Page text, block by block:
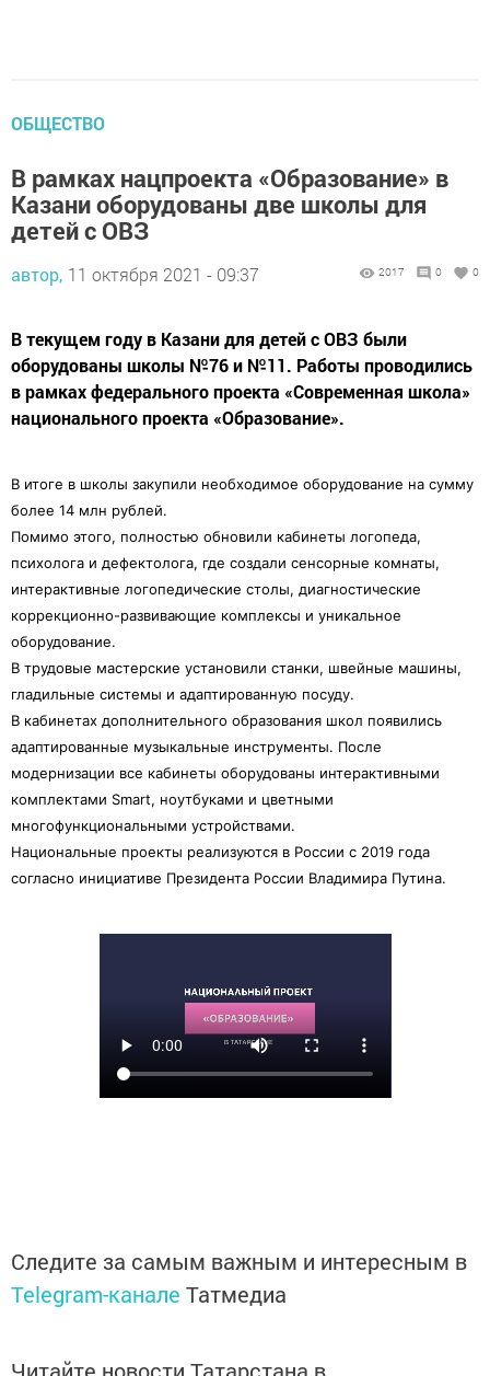
ОБЩЕСТВО
В рамках нацпроекта «Образование» в
Казани оборудованы две школы для
детей с ОВЗ
автор, 11 октября 2021 - 09:37 2017 0 0
В текущем году в Казани для детей с ОВЗ были
оборудованы школы №76 и №11. Работы проводились
в рамках федерального проекта «Современная школа»
национального проекта «Образование».
В итоге в школы закупили необходимое оборудование на сумму
более 14 млн рублей.
Помимо этого, полностью обновили кабинеты логопеда,
психолога и дефектолога, где создали сенсорные комнаты,
интерактивные логопедические столы, диагностические
коррекционно-развивающие комплексы и уникальное
оборудование.
В трудовые мастерские установили станки, швейные машины,
гладильные системы и адаптированную посуду.
В кабинетах дополнительного образования школ появились
адаптированные музыкальные инструменты. После
модернизации все кабинеты оборудованы интерактивными
комплектами Smart, ноутбуками и цветными
многофункциональными устройствами.
Национальные проекты реализуются в России с 2019 года
согласно инициативе Президента России Владимира Путина.
Следите за самым важным и интересным в
Telegram-канале Татмедиа